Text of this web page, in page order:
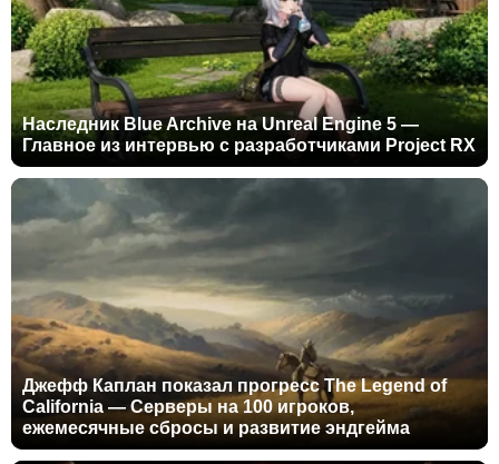
Наследник Blue Archive на Unreal Engine 5 —
Главное из интервью с разработчиками Project RX
Джефф Каплан показал прогресс The Legend of
California — Серверы на 100 игроков,
ежемесячные сбросы и развитие эндгейма